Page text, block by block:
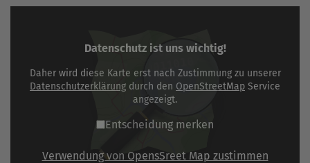
Datenschutz ist uns wichtig!
Daher wird diese Karte erst nach Zustimmung zu unserer
Datenschutzerklärung durch den OpenStreetMap Service
angezeigt.
Entscheidung merken
Verwendung von OpensSreet Map zustimmen